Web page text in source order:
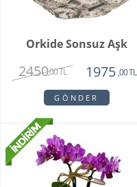
Orkide Sonsuz Aşk
2450,00 TL 1975 ,00 TL
GÖNDER